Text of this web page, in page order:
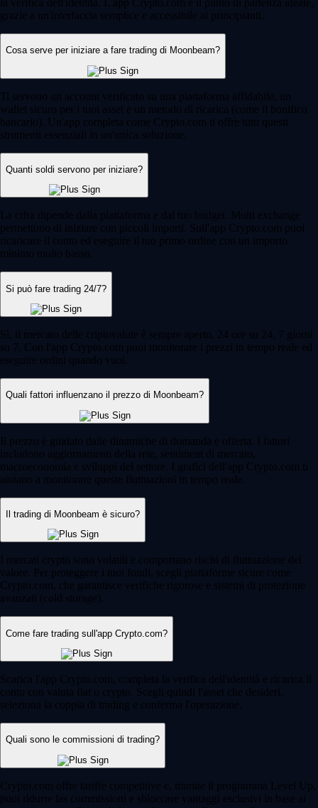
la verifica dell'identità. L'app Crypto.com è il punto di partenza ideale,
grazie a un'interfaccia semplice e accessibile ai principianti.
Cosa serve per iniziare a fare trading di Moonbeam?
Ti servono un account verificato su una piattaforma affidabile, un
wallet sicuro per i tuoi asset e un metodo di ricarica (come il bonifico
bancario). Un'app completa come Crypto.com ti offre tutti questi
strumenti essenziali in un'unica soluzione.
Quanti soldi servono per iniziare?
La cifra dipende dalla piattaforma e dal tuo budget. Molti exchange
permettono di iniziare con piccoli importi. Sull'app Crypto.com puoi
ricaricare il conto ed eseguire il tuo primo ordine con un importo
minimo molto basso.
Si può fare trading 24/7?
Sì, il mercato delle criptovalute è sempre aperto, 24 ore su 24, 7 giorni
su 7. Con l'app Crypto.com puoi monitorare i prezzi in tempo reale ed
eseguire ordini quando vuoi.
Quali fattori influenzano il prezzo di Moonbeam?
Il prezzo è guidato dalle dinamiche di domanda e offerta. I fattori
includono aggiornamenti della rete, sentiment di mercato,
macroeconomia e sviluppi del settore. I grafici dell'app Crypto.com ti
aiutano a monitorare queste fluttuazioni in tempo reale.
Il trading di Moonbeam è sicuro?
I mercati crypto sono volatili e comportano rischi di fluttuazione del
valore. Per proteggere i tuoi fondi, scegli piattaforme sicure come
Crypto.com, che garantisce verifiche rigorose e sistemi di protezione
avanzati (cold storage).
Come fare trading sull'app Crypto.com?
Scarica l'app Crypto.com, completa la verifica dell'identità e ricarica il
conto con valuta fiat o crypto. Scegli quindi l'asset che desideri,
seleziona la coppia di trading e conferma l'operazione.
Quali sono le commissioni di trading?
Crypto.com offre tariffe competitive e, tramite il programma Level Up,
puoi ridurre las commissioni e sbloccare vantaggi esclusivi in base ai